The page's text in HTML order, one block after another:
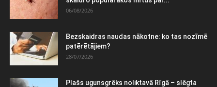
06/08/2026
Bezskaidras naudas nākotne: ko tas nozīmē
patērētājiem?
28/07/2026
Plašs ugunsgrēks noliktavā Rīgā – slēgta